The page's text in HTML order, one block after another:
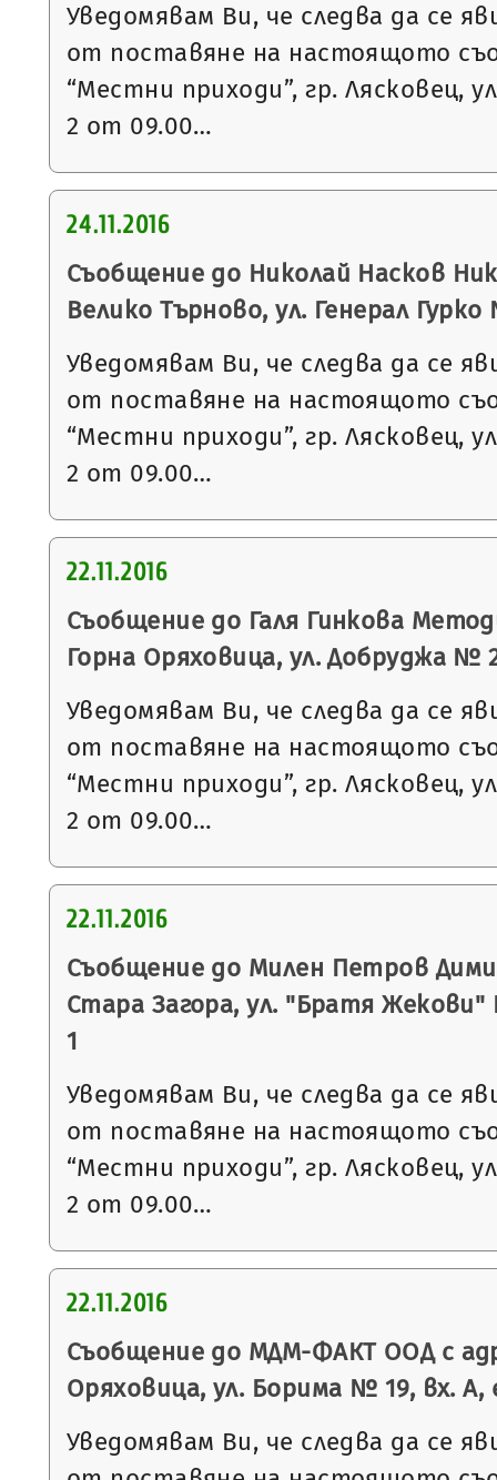
Уведомявам Ви, че следва да се
от поставяне на настоящото
“Местни приходи”, гр. Лясковец,
2 от 09.00…
24.11.2016
Съобщение до Николай Насков
Велико Търново, ул. Генерал
Уведомявам Ви, че следва да се
от поставяне на настоящото
“Местни приходи”, гр. Лясковец,
2 от 09.00…
22.11.2016
Съобщение до Галя Гинкова
Горна Оряховица, ул. Добруджа №
Уведомявам Ви, че следва да се
от поставяне на настоящото
“Местни приходи”, гр. Лясковец,
2 от 09.00…
22.11.2016
Съобщение до Милен Петров
Стара Загора, ул. "Братя Жекови"
1
Уведомявам Ви, че следва да се
от поставяне на настоящото
“Местни приходи”, гр. Лясковец,
2 от 09.00…
22.11.2016
Съобщение до МДМ-ФАКТ ООД с
Оряховица, ул. Борима № 19, вх. А,
Уведомявам Ви, че следва да се